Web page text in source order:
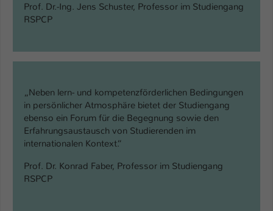
Prof. Dr.-Ing. Jens Schuster, Professor im Studiengang
RSPCP
„Neben lern- und kompetenzförderlichen Bedingungen
in persönlicher Atmosphäre bietet der Studiengang
ebenso ein Forum für die Begegnung sowie den
Erfahrungsaustausch von Studierenden im
internationalen Kontext.“
Prof. Dr. Konrad Faber, Professor im Studiengang
RSPCP